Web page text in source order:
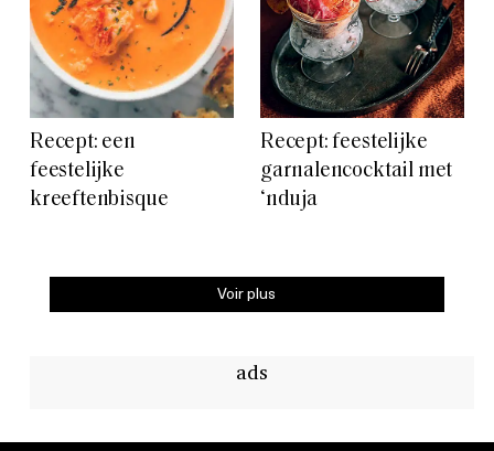
Recept: een
feestelijke
kreeftenbisque
Recept: feestelijke
garnalencocktail met
‘nduja
Voir plus
ads